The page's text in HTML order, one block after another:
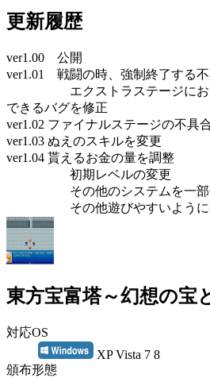
更新履歴
ver1.00 公開
ver1.01 戦闘の時、強制終了する
エクストラステージにおい
できるバグを修正
ver1.02 ファイナルステージの不具
ver1.03 ぬえのスキルを変更
ver1.04 貰えるお金の量を調整
初期レベルの変更
その他のシステムを一部
その他遊びやすいように不
東方宝富塔～幻想の宝
対応OS
XP Vista 7 8
頒布形態